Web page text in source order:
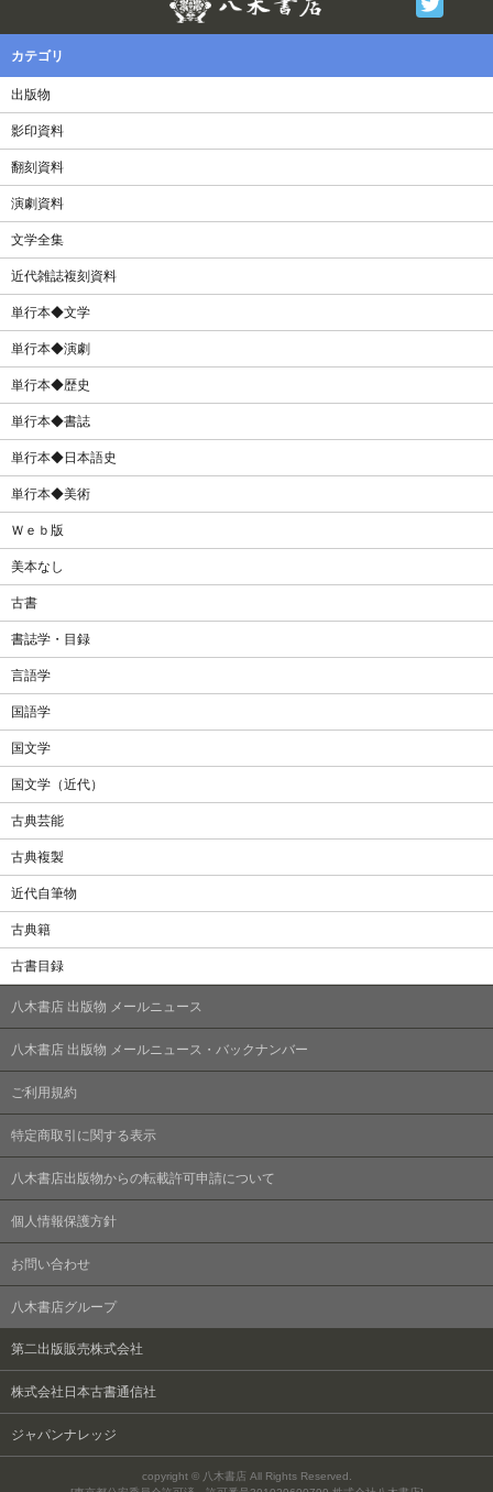
カテゴリ
出版物
影印資料
翻刻資料
演劇資料
文学全集
近代雑誌複刻資料
単行本◆文学
単行本◆演劇
単行本◆歴史
単行本◆書誌
単行本◆日本語史
単行本◆美術
Ｗｅｂ版
美本なし
古書
書誌学・目録
言語学
国語学
国文学
国文学（近代）
古典芸能
古典複製
近代自筆物
古典籍
古書目録
八木書店 出版物 メールニュース
八木書店 出版物 メールニュース・バックナンバー
ご利用規約
特定商取引に関する表示
八木書店出版物からの転載許可申請について
個人情報保護方針
お問い合わせ
八木書店グループ
copyright © 八木書店 All Rights Reserved.
第二出版販売株式会社
株式会社日本古書通信社
ジャパンナレッジ